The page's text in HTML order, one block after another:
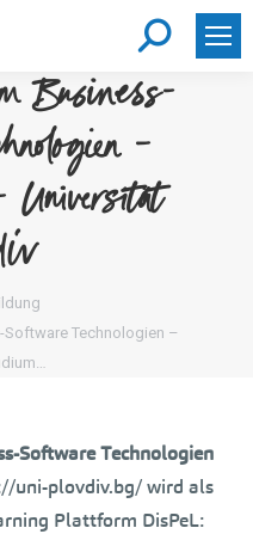
Search:
Business-
–
Universität
Technologien –
Software Technologien
uni-plovdiv.bg/ wird als
Plattform DisPeL: